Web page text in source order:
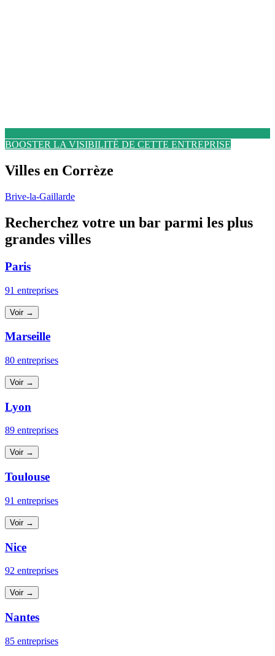
BOOSTER LA VISIBILITÉ DE CETTE ENTREPRISE
Villes en Corrèze
Brive-la-Gaillarde
Recherchez votre un bar parmi les plus
grandes villes
Paris
91 entreprises
Voir →
Marseille
80 entreprises
Voir →
Lyon
89 entreprises
Voir →
Toulouse
91 entreprises
Voir →
Nice
92 entreprises
Voir →
Nantes
85 entreprises